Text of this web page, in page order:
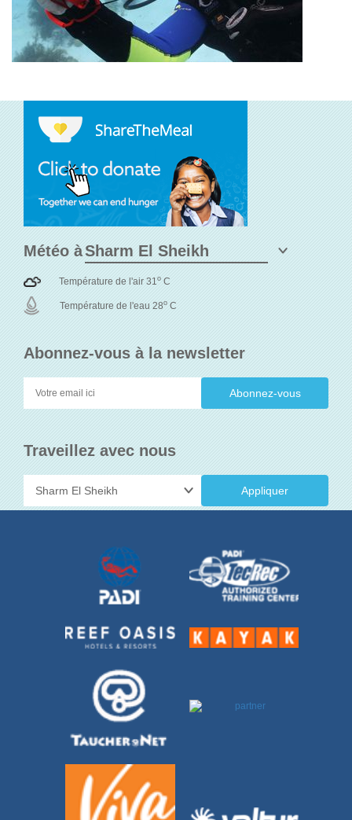
Abonnez-vous à la newsletter
Traveillez avec nous
Appliquer
Météo à
Température de l'air 31 o C
Température de l'eau 28o C